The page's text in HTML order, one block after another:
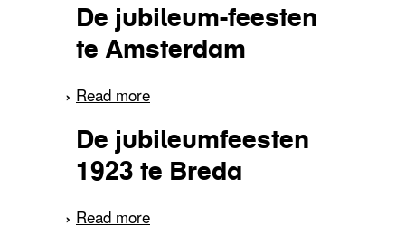
De jubileum-feesten
te Amsterdam
Read more
De jubileumfeesten
1923 te Breda
Read more